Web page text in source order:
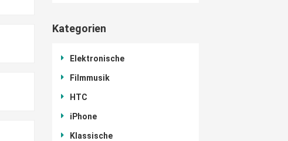
Kategorien
Elektronische
Filmmusik
HTC
iPhone
Klassische